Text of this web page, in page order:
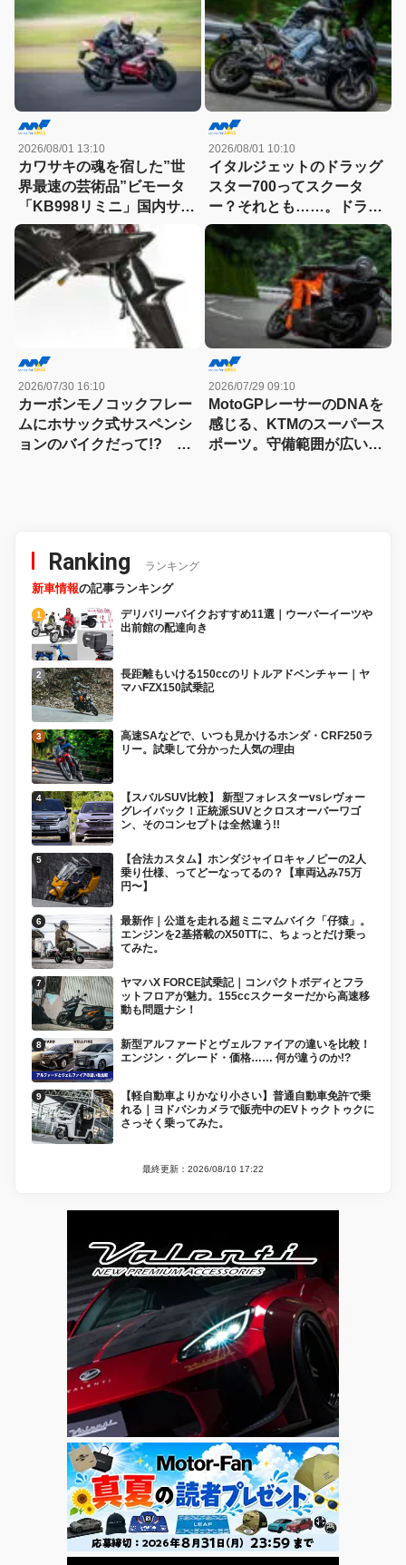
ンジンの技術とは
2026/08/01 13:10
カワサキの魂を宿した”世
界最速の芸術品”ビモータ
「KB998リミニ」国内サー
キット試乗記
2026/08/01 10:10
イタルジェットのドラッグ
スター700ってスクータ
ー？それとも……。ドラッ
グスター700ツイン・リミ
テッドエディション試乗記
2026/07/30 16:10
カーボンモノコックフレー
ムにホサック式サスペンシ
ョンのバイクだって!? ヴ
2026/07/29 09:10
MotoGPレーサーのDNAを
感じる、KTMのスーパース
ポーツ。守備範囲が広い史
Ranking ランキング
新車情報の記事ランキング
デリバリーバイクおすすめ11選｜ウーバーイーツや
出前館の配達向き
長距離もいける150ccのリトルアドベンチャー｜ヤ
マハFZX150試乗記
高速SAなどで、いつも見かけるホンダ・CRF250ラ
リー。試乗して分かった人気の理由
【スバルSUV比較】 新型フォレスターvsレヴォー
グレイバック！正統派SUVとクロスオーバーワゴ
ン、そのコンセプトは全然違う!!
【合法カスタム】ホンダジャイロキャノピーの2人
乗り仕様、ってどーなってるの？【車両込み75万
円〜】
最新作｜公道を走れる超ミニマムバイク「仔猿」。
エンジンを2基搭載のX50TTに、ちょっとだけ乗っ
てみた。
ヤマハX FORCE試乗記｜コンパクトボディとフラ
ットフロアが魅力。155ccスクーターだから高速移
動も問題ナシ！
新型アルファードとヴェルファイアの違いを比較！
エンジン・グレード・価格…… 何が違うのか!?
【軽自動車よりかなり小さい】普通自動車免許で乗
れる｜ヨドバシカメラで販売中のEVトゥクトゥクに
さっそく乗ってみた。
最終更新：2026/08/10 17:22